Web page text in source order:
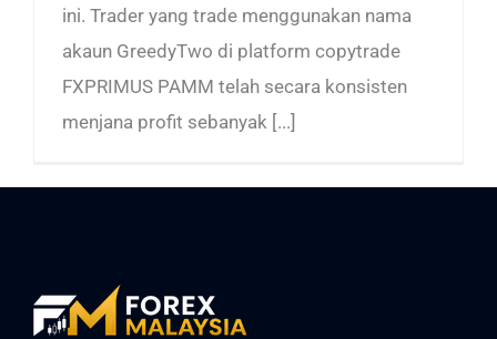
ini. Trader yang trade menggunakan nama
akaun GreedyTwo di platform copytrade
FXPRIMUS PAMM telah secara konsisten
menjana profit sebanyak [...]